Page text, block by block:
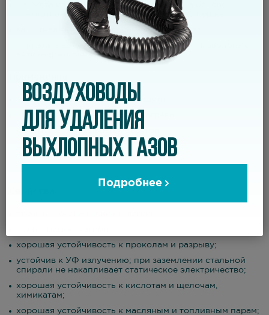
манжета из термостойкого материала на основе
стеклоткани и устройством фиксации на пушке;
защитная внешняя полоса – черного цвета;
спираль – высокоуглеродистая стальная проволока с
антикоррозионным покрытие
Транспортировка теплого воздуха;
Тепловые пушки непрямого нагрева;
Обогрев строительных объектов
хорошая устойчивость к проколам и разрыву;
устойчив к УФ излучению; при заземлении стальной
спирали не накапливает статическое электричество;
хорошая устойчивость к кислотам и щелочам,
химикатам;
хорошая устойчивость к масляным и топливным парам;
ВОЗДУХОВОДЫ
ДЛЯ УДАЛЕНИЯ
ВЫХЛОПНЫХ ГАЗОВ
Подробнее